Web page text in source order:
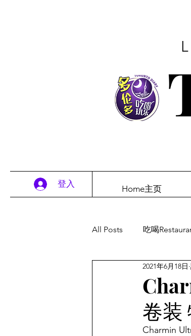
登入 Home主页
All Posts 吃喝
餐厅优惠Restaurant's
卷装
2021年6月18日
Charmin